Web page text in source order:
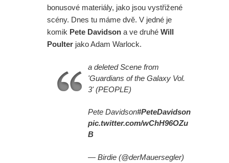
bonusové materiály, jako jsou vystřižené
scény. Dnes tu máme dvě. V jedné je
komik Pete Davidson a ve druhé Will
Poulter jako Adam Warlock.
a deleted Scene from
'Guardians of the Galaxy Vol.
3' (PEOPLE)
Pete Davidson#PeteDavidson
pic.twitter.com/wChH96OZu
B
— Birdie (@derMauersegler)